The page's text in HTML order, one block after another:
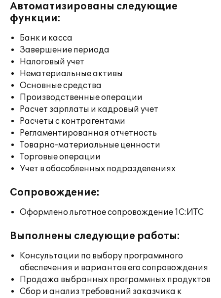
Автоматизированы следующие
функции:
Банк и касса
Завершение периода
Налоговый учет
Нематериальные активы
Основные средства
Производственные операции
Расчет зарплаты и кадровый учет
Расчеты с контрагентами
Регламентированная отчетность
Товарно-материальные ценности
Торговые операции
Учет в обособленных подразделениях
Сопровождение:
Оформлено льготное сопровождение 1С:ИТС
Выполнены следующие работы:
Консультации по выбору программного
обеспечения и вариантов его сопровождения
Продажа выбранных программных продуктов
Сбор и анализ требований заказчика к